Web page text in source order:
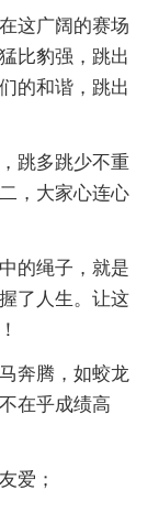
这广阔的赛场
比豹强，跳出
的和谐，跳出
跳多跳少不重
，大家心连心
的绳子，就是
了人生。让这
奔腾，如蛟龙
在乎成绩高
爱；